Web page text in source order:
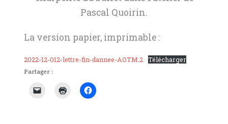
Pascal Quoirin.
La version papier, imprimable :
2022-12-012-lettre-fin-dannee-AOTM.2 Télécharger
Partager :